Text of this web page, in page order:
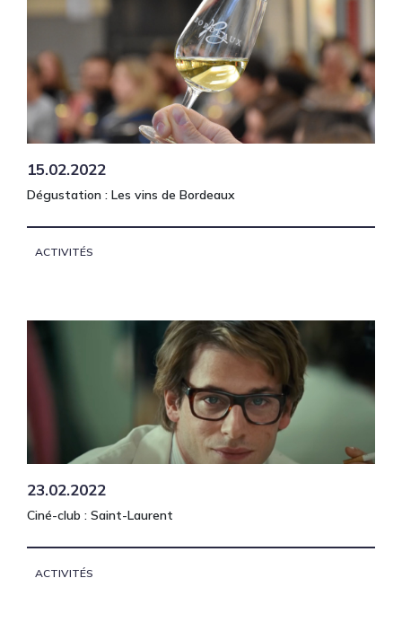
15.02.2022
Dégustation : Les vins de Bordeaux
ACTIVITÉS
23.02.2022
Ciné-club : Saint-Laurent
ACTIVITÉS